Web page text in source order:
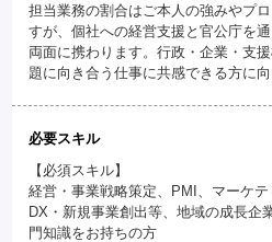
担当業務の割合はご本人の強みやプ
すが、個社への経営支援と官公庁を
両面に携わります。行政・企業・支
題に向き合う仕事に共感できる方に向
必要スキル
【必須スキル】
経営・事業戦略策定、PMI、マーケテ
DX・新規事業創出等、地域の成長企
門知識をお持ちの方